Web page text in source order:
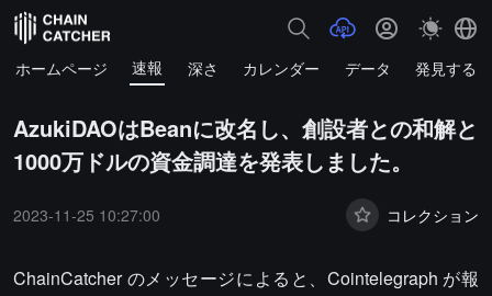
ホームページ 速報 深さ カレンダー データ 発見する
AzukiDAOはBeanに改名し、創設者との和解と
1000万ドルの資金調達を発表しました。
2023-11-25 10:27:00 コレクション
ChainCatcher のメッセージによると、Cointelegraph が報